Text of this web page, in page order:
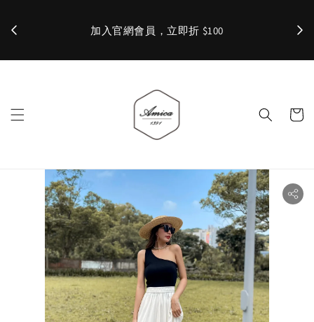
加入官網會員，立即折 $100 ✨